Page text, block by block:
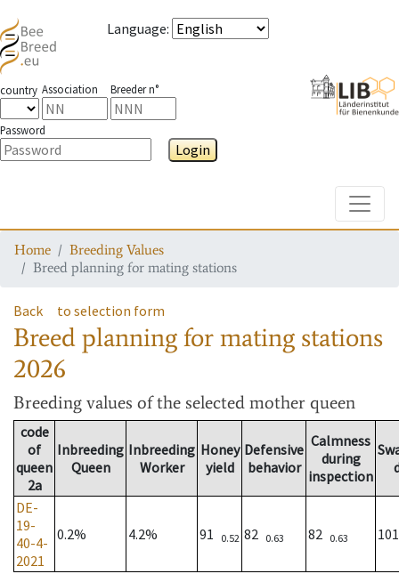
Language:
country Association Breeder n°
Password
Login
Home
Breeding Values
Breed planning for mating stations
Back to selection form
Breed planning for mating stations
2026
Breeding values of the selected mother queen
code
of
queen
2a
Inbreeding
Queen
Inbreeding
Worker
Honey
yield
Defensive
behavior
Calmness
during
inspection
DE-
19-
40-4-
2021
0.2% 4.2% 91 0.52 82 0.63 82 0.63